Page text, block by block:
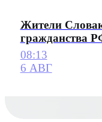
Жители
гражданства
08:13
6 АВГ